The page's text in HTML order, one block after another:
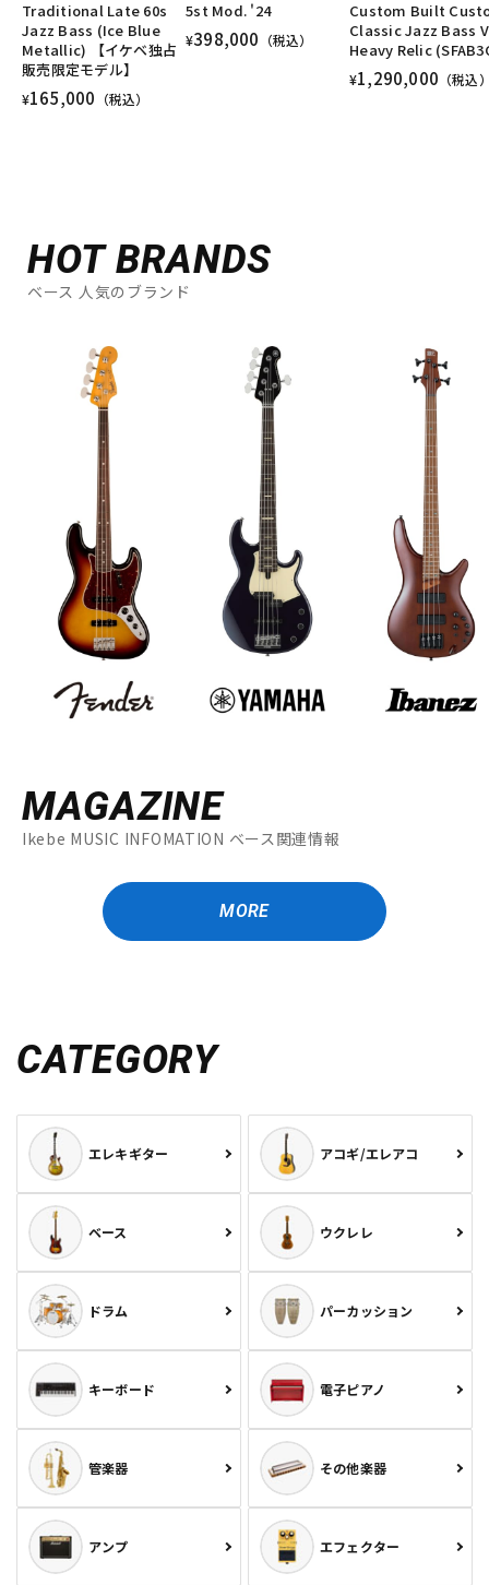
Traditional Late 60s
Jazz Bass (Ice Blue
Metallic) 【イケベ独占
販売限定モデル】
¥165,000 （税込）
5st Mod. '24
¥398,000 （税込）
Custom Built
Classic Jazz Bass V
Heavy Relic
¥1,290,000 （税込
HOT BRANDS
ベース 人気のブランド
MAGAZINE
Ikebe MUSIC INFOMATION ベース関連情報
MORE
CATEGORY
エレキギター アコギ/エレアコ
ベース ウクレレ
ドラム パーカッション
キーボード 電子ピアノ
管楽器 その他楽器
アンプ エフェクター